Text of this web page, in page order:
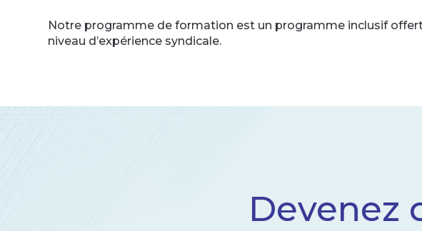
Notre programme de formation est un programme inclusif offert
niveau d’expérience syndicale.
Devenez